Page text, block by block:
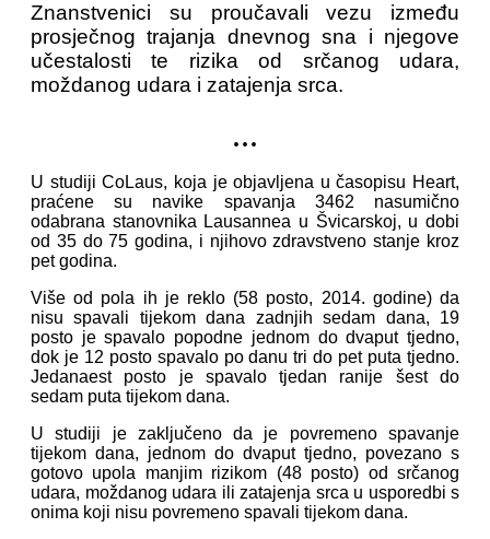
Znanstvenici su proučavali vezu između
prosječnog trajanja dnevnog sna i njegove
učestalosti te rizika od srčanog udara,
moždanog udara i zatajenja srca.
...
U studiji CoLaus, koja je objavljena u časopisu Heart,
praćene su navike spavanja 3462 nasumično
odabrana stanovnika Lausannea u Švicarskoj, u dobi
od 35 do 75 godina, i njihovo zdravstveno stanje kroz
pet godina.
Više od pola ih je reklo (58 posto, 2014. godine) da
nisu spavali tijekom dana zadnjih sedam dana, 19
posto je spavalo popodne jednom do dvaput tjedno,
dok je 12 posto spavalo po danu tri do pet puta tjedno.
Jedanaest posto je spavalo tjedan ranije šest do
sedam puta tijekom dana.
U studiji je zaključeno da je povremeno spavanje
tijekom dana, jednom do dvaput tjedno, povezano s
gotovo upola manjim rizikom (48 posto) od srčanog
udara, moždanog udara ili zatajenja srca u usporedbi s
onima koji nisu povremeno spavali tijekom dana.